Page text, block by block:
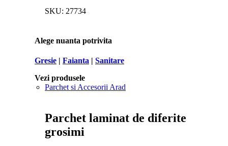
SKU: 27734
Alege nuanta potrivita
Gresie | Faianta | Sanitare
Vezi produsele
Parchet si Accesorii Arad
Parchet laminat de diferite
grosimi